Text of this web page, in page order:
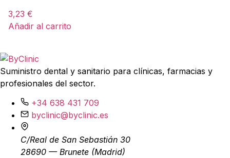
3,23 €
Añadir al carrito
Suministro dental y sanitario para clínicas, farmacias y
profesionales del sector.
+34 638 431 709
byclinic@byclinic.es
C/Real de San Sebastián 30
28690 — Brunete (Madrid)